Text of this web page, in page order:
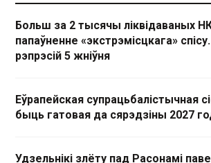
Больш за 2 тысячы ліквідаваных
папаўненне «экстрэмісцкага» спісу.
рэпрэсій 5 жніўня
Еўрапейская супрацьбалістычная
быць гатовая да сярэдзіны 2027
Удзельнікі злёту пад Расонамі